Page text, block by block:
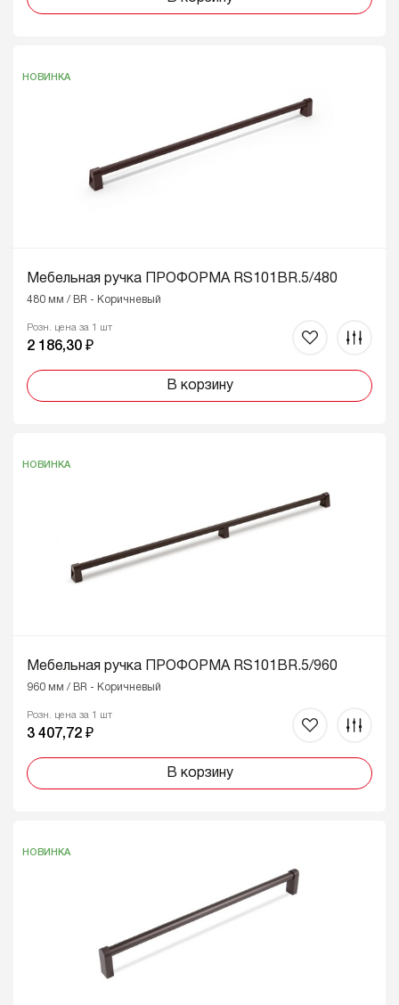
НОВИНКА
Мебельная ручка ПРОФОРМА RS101BR.5/480
480 мм / BR - Коричневый
Розн. цена за 1 шт
2 186,30 ₽
В корзину
НОВИНКА
Мебельная ручка ПРОФОРМА RS101BR.5/960
960 мм / BR - Коричневый
Розн. цена за 1 шт
3 407,72 ₽
В корзину
НОВИНКА